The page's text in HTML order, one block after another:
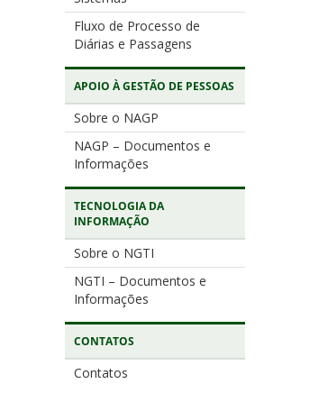
Fluxo de Processo de
Diárias e Passagens
APOIO À GESTÃO DE PESSOAS
Sobre o NAGP
NAGP – Documentos e
Informações
TECNOLOGIA DA
INFORMAÇÃO
Sobre o NGTI
NGTI – Documentos e
Informações
CONTATOS
Contatos